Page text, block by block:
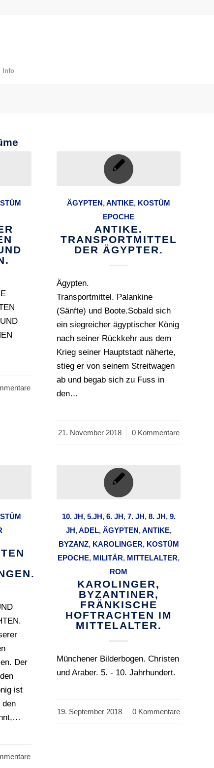
Info
ÄGYPTEN,ANTIKE, KOSTÜM
EPOCHE
ANTIKE.
TRANSPORTMITTEL
DER ÄGYPTER.
Ägypten.
Transportmittel. Palankine
(Sänfte) und Boote.Sobald sich
ein siegreicher ägyptischer König
nach seiner Rückkehr aus dem
Krieg seiner Hauptstadt näherte,
stieg er von seinem Streitwagen
ab und begab sich zu Fuss in
den…
21. November 2018
/ 0 Kommentare
Der
ist
den
10. JH, 5.JH, 6. JH, 7. JH, 8. JH, 9.
JH,ADEL, ÄGYPTEN,ANTIKE,
BYZANZ, KAROLINGER, KOSTÜM
EPOCHE, MILITÄR, MITTELALTER,
ROM
KAROLINGER,
BYZANTINER,
FRÄNKISCHE
HOFTRACHTEN IM
MITTELALTER.
Münchener Bilderbogen. Christen
und Araber. 5. - 10. Jahrhundert.
19. September 2018
/ 0 Kommentare